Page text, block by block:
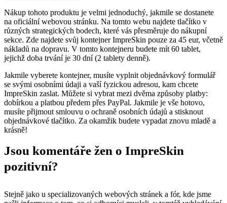
Nákup tohoto produktu je velmi jednoduchý, jakmile se dostanete
na oficiální webovou stránku. Na tomto webu najdete tlačítko v
různých strategických bodech, které vás přesměruje do nákupní
sekce. Zde najdete svůj kontejner ImpreSkin pouze za 45 eur, včetně
nákladů na dopravu. V tomto kontejneru budete mít 60 tablet,
jejichž doba trvání je 30 dní (2 tablety denně).
Jakmile vyberete kontejner, musíte vyplnit objednávkový formulář
se svými osobními údaji a vaší fyzickou adresou, kam chcete
ImpreSkin zaslat. Můžete si vybrat mezi dvěma způsoby platby:
dobírkou a platbou předem přes PayPal. Jakmile je vše hotovo,
musíte přijmout smlouvu o ochraně osobních údajů a stisknout
objednávkové tlačítko. Za okamžik budete vypadat znovu mladě a
krásně!
Jsou komentáře žen o ImpreSkin
pozitivní?
Stejně jako u specializovaných webových stránek a fór, kde jsme